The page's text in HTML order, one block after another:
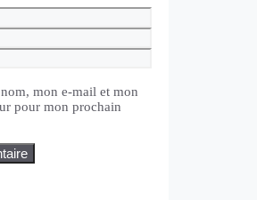
mon e-mail et mon
pour mon prochain